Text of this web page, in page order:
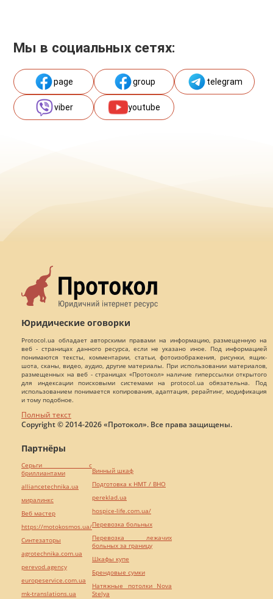
Мы в социальных сетях:
page group telegram
viber youtube
Юридические оговорки
Protocol.ua обладает авторскими правами на информацию, размещенную на
веб - страницах данного ресурса, если не указано иное. Под информацией
понимаются тексты, комментарии, статьи, фотоизображения, рисунки, ящик-
шота, сканы, видео, аудио, другие материалы. При использовании материалов,
размещенных на веб - страницах «Протокол» наличие гиперссылки открытого
для индексации поисковыми системами на protocol.ua обязательна. Под
использованием понимается копирования, адаптация, рерайтинг, модификация
и тому подобное.
Полный текст
Copyright © 2014-2026 «Протокол». Все права защищены.
Партнёры
Серьги с
бриллиантами
alliancetechnika.ua
миралинкс
Веб мастер
https://motokosmos.ua/
Синтезаторы
agrotechnika.com.ua
perevod.agency
europeservice.com.ua
mk-translations.ua
Винный шкаф
Подготовка к НМТ / ВНО
pereklad.ua
hospice-life.com.ua/
Перевозка больных
Перевозка лежачих
больных за границу
Шкафы купе
Брендовые сумки
Натяжные потолки Nova
Stelya